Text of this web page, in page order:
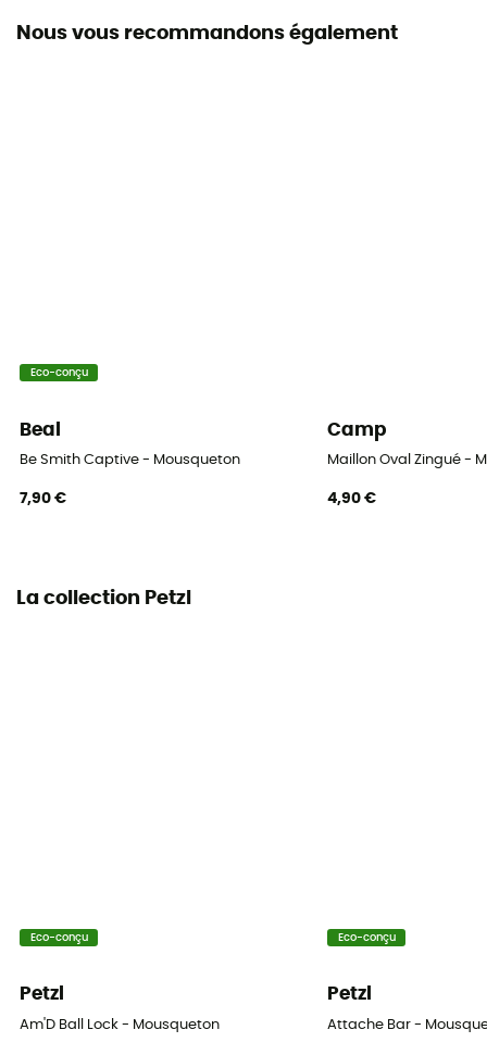
Déclaration de conformité
Équipement de protection individuelle
EPI - Classe 3
Nous vous recommandons également
Eco-conçu
Beal
Be Smith Captive - Mousqueton
7,90 €
Camp
Maillon Oval Zingué -
4,90 €
La collection Petzl
Eco-conçu
Petzl
Am'D Ball Lock - Mousqueton
Eco-conçu
Petzl
Attache Bar -